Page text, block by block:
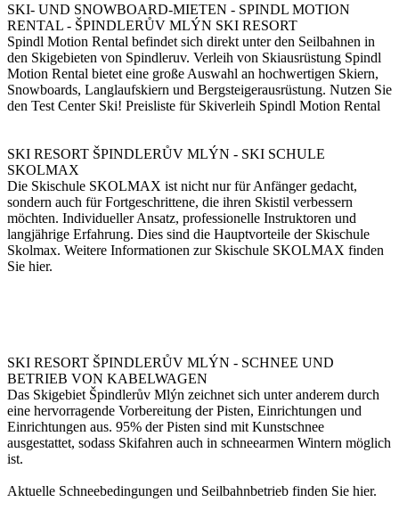
SKI- UND SNOWBOARD-MIETEN - SPINDL MOTION
RENTAL - ŠPINDLERŮV MLÝN SKI RESORT
Spindl Motion Rental befindet sich direkt unter den Seilbahnen in
den Skigebieten von Spindleruv. Verleih von Skiausrüstung Spindl
Motion Rental bietet eine große Auswahl an hochwertigen Skiern,
Snowboards, Langlaufskiern und Bergsteigerausrüstung. Nutzen Sie
den Test Center Ski! Preisliste für Skiverleih Spindl Motion Rental
SKI RESORT ŠPINDLERŮV MLÝN - SKI SCHULE
SKOLMAX
Die Skischule SKOLMAX ist nicht nur für Anfänger gedacht,
sondern auch für Fortgeschrittene, die ihren Skistil verbessern
möchten. Individueller Ansatz, professionelle Instruktoren und
langjährige Erfahrung. Dies sind die Hauptvorteile der Skischule
Skolmax. Weitere Informationen zur Skischule SKOLMAX finden
Sie hier.
SKI RESORT ŠPINDLERŮV MLÝN - SCHNEE UND
BETRIEB VON KABELWAGEN
Das Skigebiet Špindlerův Mlýn zeichnet sich unter anderem durch
eine hervorragende Vorbereitung der Pisten, Einrichtungen und
Einrichtungen aus. 95% der Pisten sind mit Kunstschnee
ausgestattet, sodass Skifahren auch in schneearmen Wintern möglich
ist.
Aktuelle Schneebedingungen und Seilbahnbetrieb finden Sie hier.